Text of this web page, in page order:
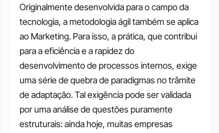
Originalmente desenvolvida para o campo da
tecnologia, a metodologia ágil também se aplica
ao Marketing. Para isso, a prática, que contribui
para a eficiência e a rapidez do
desenvolvimento de processos internos, exige
uma série de quebra de paradigmas no trâmite
de adaptação.Tal exigência pode ser validada
por uma análise de questões puramente
estruturais: ainda hoje, muitas empresas